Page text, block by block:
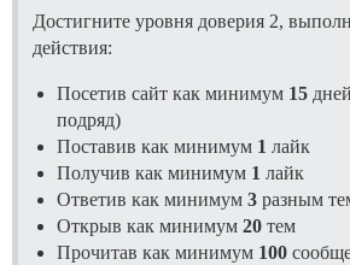
Достигните уровня доверия 2,
действия:
Посетив сайт как минимум 15
подряд)
Поставив как минимум 1 лайк
Получив как минимум 1 лайк
Ответив как минимум 3 разным
Открыв как минимум 20 тем
Прочитав как минимум 100